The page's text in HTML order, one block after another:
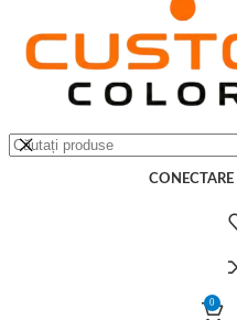
CONECTARE
0